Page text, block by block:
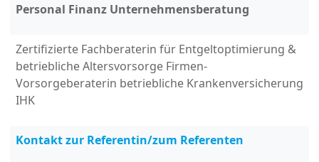
Personal Finanz Unternehmensberatung
Zertifizierte Fachberaterin für Entgeltoptimierung &
betriebliche Altersvorsorge Firmen-
Vorsorgeberaterin betriebliche Krankenversicherung
IHK
Kontakt zur Referentin/zum Referenten